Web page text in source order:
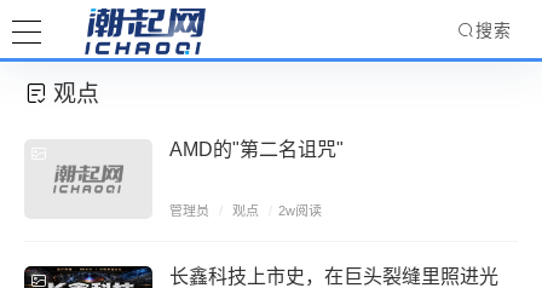
搜索
观点
AMD的"第二名诅咒"
管理员 / 观点 / 2w阅读
长鑫科技上市史，在巨头裂缝里照进光